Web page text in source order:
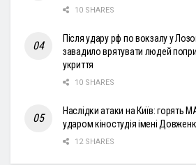
10 SHARES
Після удару рф по вокзалу у
завадило врятувати людей
укриття
10 SHARES
Наслідки атаки на Київ: горять
ударом кіностудія імені
12 SHARES